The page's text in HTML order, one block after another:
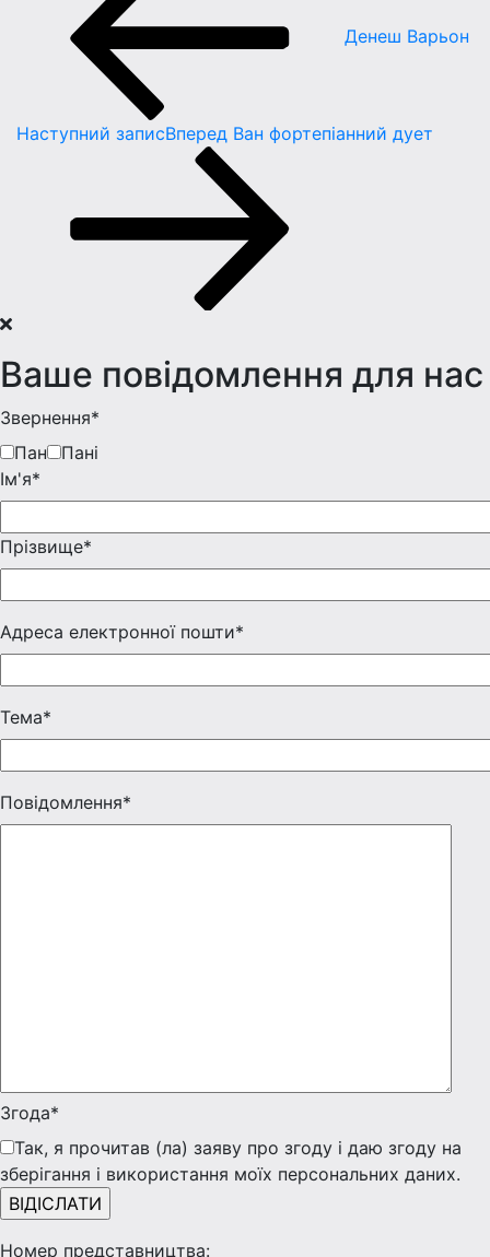
Денеш Варьон
Наступний записВперед Ван фортепiанний дует
Ваше повідомлення для нас
Звернення*
Пан
Пані
Iм'я*
Прізвище*
Адреса електронної пошти*
Тема*
Повідомлення*
Згода*
Так, я прочитав (ла) заяву про згоду і даю згоду на
зберігання і використання моїх персональних даних.
Номер представництва: